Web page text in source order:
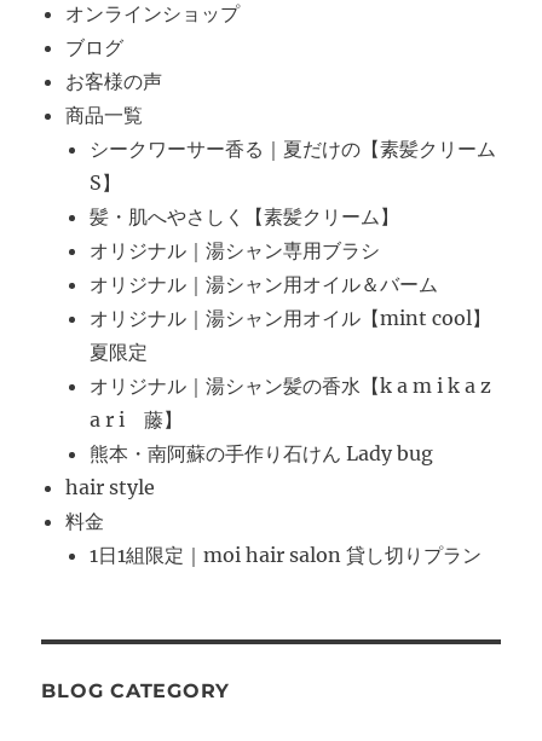
オンラインショップ
ブログ
お客様の声
商品一覧
シークワーサー香る｜夏だけの【素髪クリーム
S】
髪・肌へやさしく【素髪クリーム】
オリジナル｜湯シャン専用ブラシ
オリジナル｜湯シャン用オイル＆バーム
オリジナル｜湯シャン用オイル【mint cool】
夏限定
オリジナル｜湯シャン髪の香水【k a m i k a z
a r i 藤】
熊本・南阿蘇の手作り石けん Lady bug
hair style
料金
1日1組限定｜moi hair salon 貸し切りプラン
BLOG CATEGORY